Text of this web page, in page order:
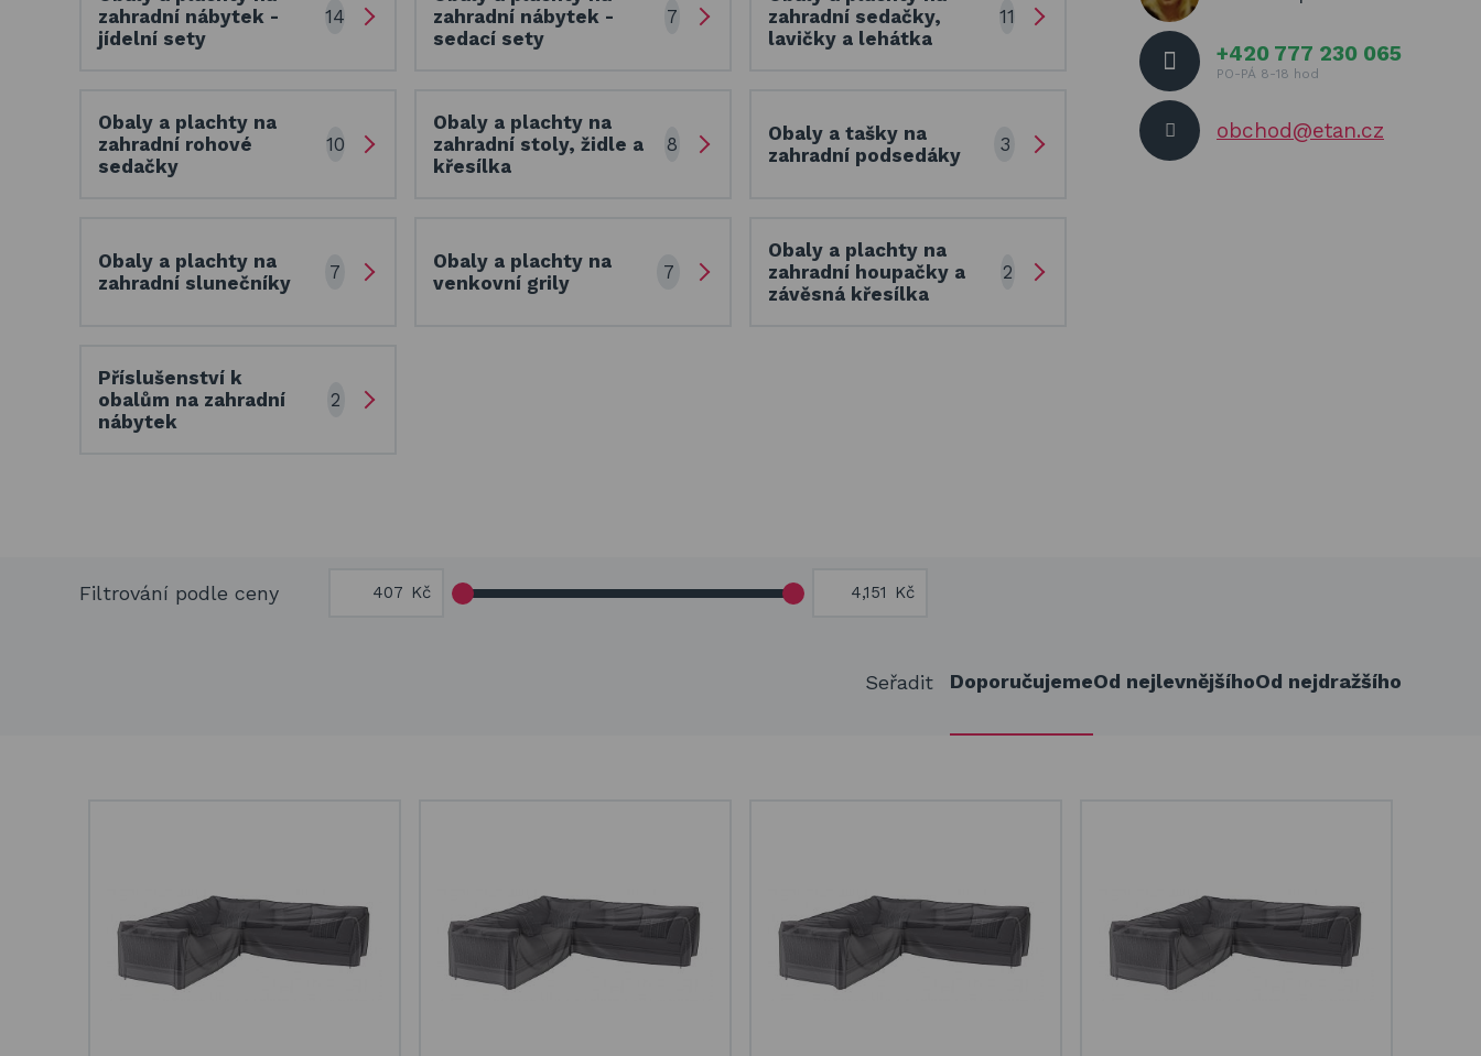
Basketbalové koše
Gumové podlahy (dlaždice)
zahradní nábytek -
jídelní sety
14
zahradní nábytek -
sedací sety
7
zahradní sedačky,
lavičky a lehátka
11
Obaly a plachty na
zahradní rohové
sedačky
10
Obaly a plachty na
zahradní stoly, židle a
křesílka
8
Obaly a tašky na
zahradní podsedáky
3
Obaly a plachty na
zahradní slunečníky
7
Obaly a plachty na
venkovní grily
7
Obaly a plachty na
zahradní houpačky a
závěsná křesílka
2
Příslušenství k
obalům na zahradní
nábytek
2
+420 777 230 065
PO-PÁ 8-18 hod
obchod@etan.cz
Filtrování podle ceny Kč Kč
Seřadit DoporučujemeOd nejlevnějšíhoOd nejdražšího